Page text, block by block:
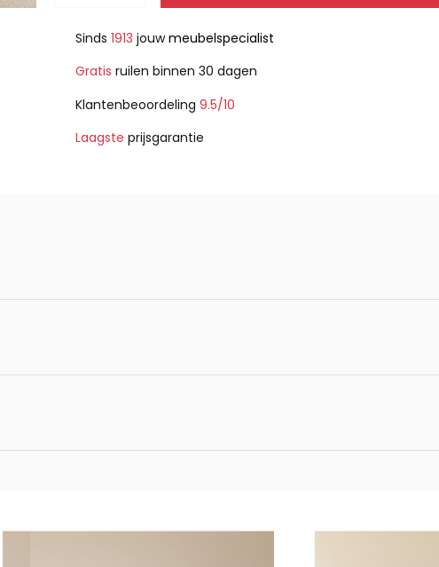
Sinds 1913 jouwmeubelspecialist
Gratis ruilen binnen 30 dagen
Klantenbeoordeling 9.5/10
Laagste prijsgarantie